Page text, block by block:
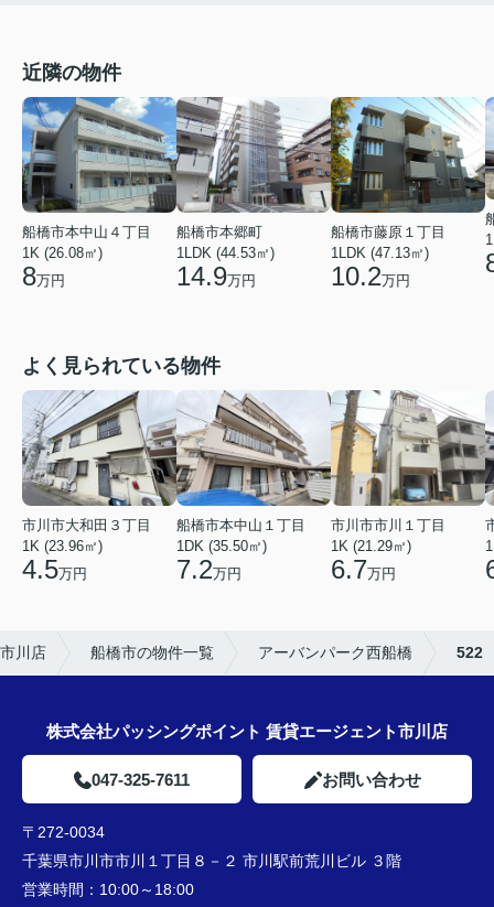
近隣の物件
船橋市本中山４丁目
1K (26.08㎡)
8万円
船橋市本郷町
1LDK (44.53㎡)
14.9万円
船橋市藤原１丁目
1LDK (47.13㎡)
10.2万円
よく見られている物件
市川市大和田３丁目
1K (23.96㎡)
4.5万円
船橋市本中山１丁目
1DK (35.50㎡)
7.2万円
市川市市川１丁目
1K (21.29㎡)
6.7万円
川店 船橋市の物件一覧 アーバンパーク西船橋 522
株式会社パッシングポイント 賃貸エージェント市川店
047-325-7611 お問い合わせ
〒272-0034
千葉県市川市市川１丁目８－２ 市川駅前荒川ビル ３階
営業時間： 10:00～18:00